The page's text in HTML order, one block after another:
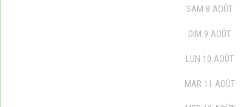
SAM 8 AOÛT
DIM 9 AOÛT
LUN 10 AOÛT
MAR 11 AOÛT